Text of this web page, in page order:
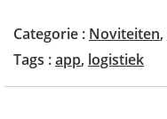
Categorie : Noviteiten,
Tags :app, logistiek